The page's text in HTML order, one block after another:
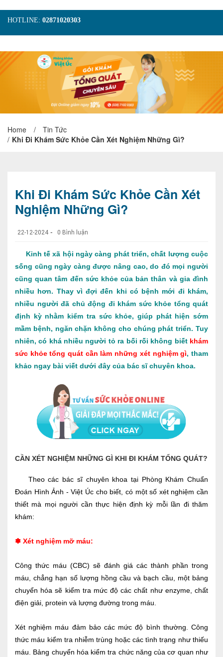
HOTLINE: 02871020303
TRANG CHỦ
GIỚI THIỆU
TIN TỨC
DỊCH VỤ
GÓI KHÁM
HÌNH ẢNH
LIÊN HỆ
ĐẶT LỊCH KHÁM
Home /
Tin Tức
/ Khi Đi Khám Sức Khỏe Cần Xét Nghiệm Những Gì?
Khi Đi Khám Sức Khỏe Cần Xét
Nghiệm Những Gì?
22-12-2024 - 0 Bình luận
Kinh tế xã hội ngày càng phát triển, chất lượng cuộc
sống cũng ngày càng được nâng cao, do đó mọi người
cũng quan tâm đến sức khỏe của bản thân và gia đình
nhiều hơn. Thay vì đợi đến khi có bệnh mới đi khám,
nhiều người đã chủ động đi khám sức khỏe tổng quát
định kỳ nhằm kiểm tra sức khỏe, giúp phát hiện sớm
mầm bệnh, ngăn chặn không cho chúng phát triển. Tuy
nhiên, có khá nhiều người tỏ ra bối rối không biết khám
sức khỏe tổng quát cần làm những xét nghiệm gì, tham
khảo ngay bài viết dưới đây của bác sĩ chuyên khoa.
CẦN XÉT NGHIỆM NHỮNG GÌ KHI ĐI KHÁM TỔNG QUÁT?
Theo các bác sĩ chuyên khoa tại Phòng Khám Chuẩn
Đoán Hình Ảnh - Việt Úc cho biết, có một số xét nghiệm cần
thiết mà mọi người cần thực hiện định kỳ mỗi lần đi thăm
khám:
✽ Xét nghiệm mỡ máu:
Công thức máu (CBC) sẽ đánh giá các thành phần trong
máu, chẳng hạn số lượng hồng cầu và bạch cầu, một bảng
chuyển hóa sẽ kiểm tra mức độ các chất như enzyme, chất
điện giải, protein và lượng đường trong máu.
Xét nghiệm máu đảm bảo các mức độ bình thường. Công
thức máu kiểm tra nhiễm trùng hoặc các tình trạng như thiếu
máu. Bảng chuyển hóa kiểm tra chức năng của cơ quan như